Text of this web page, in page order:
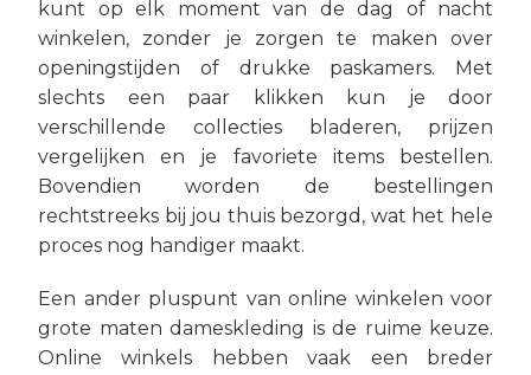
kunt op elk moment van de dag of nacht
winkelen, zonder je zorgen te maken over
openingstijden of drukke paskamers. Met
slechts een paar klikken kun je door
verschillende collecties bladeren, prijzen
vergelijken en je favoriete items bestellen.
Bovendien worden de bestellingen
rechtstreeks bij jou thuis bezorgd, wat het hele
proces nog handiger maakt.
Een ander pluspunt van online winkelen voor
grote maten dameskleding is de ruime keuze.
Online winkels hebben vaak een breder